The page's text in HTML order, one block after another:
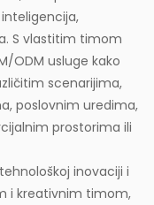
S vlastitim timom
ODM usluge kako
scenarijima,
poslovnim uredima,
prostorima ili
inovaciji i
i kreativnim timom,